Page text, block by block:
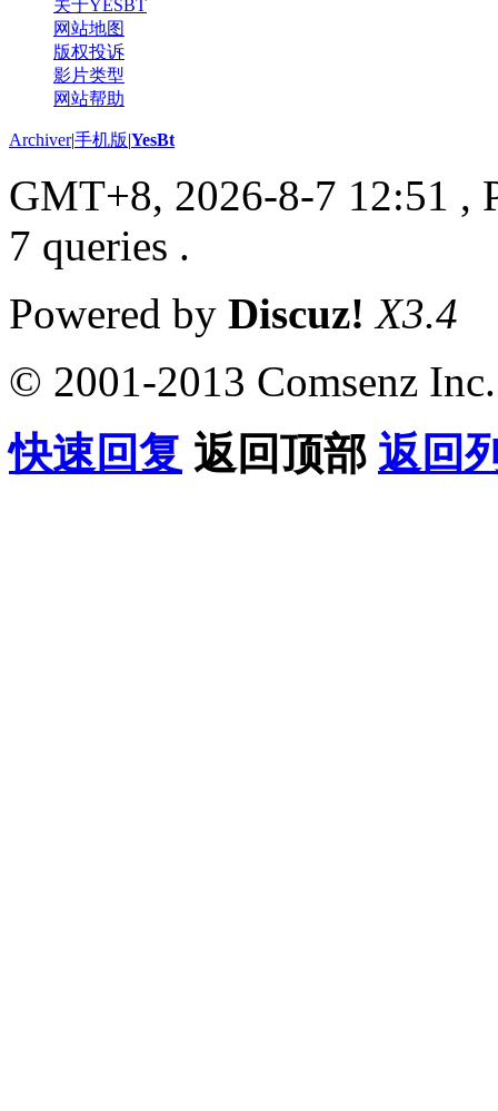
关于YESBT
网站地图
版权投诉
影片类型
网站帮助
Archiver|手机版|YesBt
GMT+8, 2026-8-7 12:51 ,
7 queries .
Powered by Discuz! X3.4
© 2001-2013 Comsenz Inc.
快速回复 返回顶部 返回